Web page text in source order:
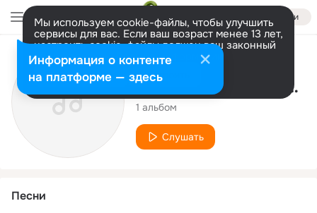
Войти
Мы используем cookie-файлы, чтобы улучшить
сервисы для вас. Если ваш возраст менее 13 лет,
настроить cookie-файлы должен ваш законный
представитель. Больше информации
Разрешить все Настроить
Исполнитель
Bronin Hogman Band
1 альбом
Слушать
Песни
Информация о контенте
на платформе — здесь